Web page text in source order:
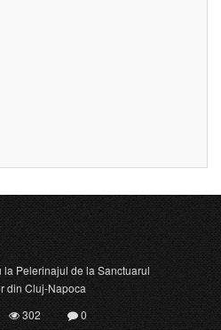
la Pelerinajul de la Sanctuarul
din Cluj-Napoca
302
0